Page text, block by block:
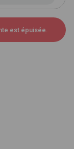
est épuisée.